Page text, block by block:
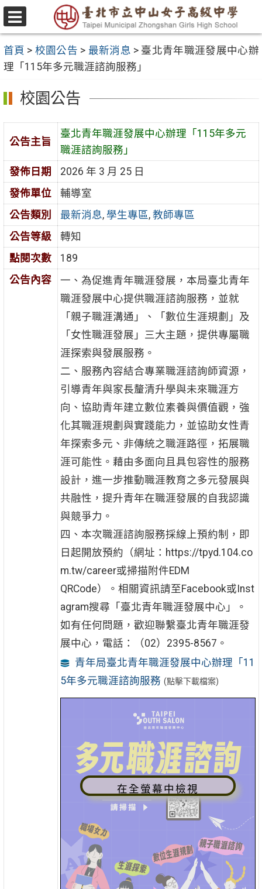
跳
至
要
內
容
區
選
單
首頁 > 校園公告 > 最新消息 > 臺北青年職涯發展中心辦
理「115年多元職涯諮詢服務」
校園公告
公告主旨
臺北青年職涯發展中心辦理「115年多元
職涯諮詢服務」
發佈日期
2026 年 3 月 25 日
發佈單位
輔導室
公告類別
最新消息, 學生專區, 教師專區
公告等級
轉知
點閱次數
189
公告內容
一、為促進青年職涯發展，本局臺北青年
職涯發展中心提供職涯諮詢服務，並就
「親子職涯溝通」、「數位生涯規劃」及
「女性職涯發展」三大主題，提供專屬職
涯探索與發展服務。
二、服務內容結合專業職涯諮詢師資源，
引導青年與家長釐清升學與未來職涯方
向、協助青年建立數位素養與價值觀，強
化其職涯規劃與實踐能力，並協助女性青
年探索多元、非傳統之職涯路徑，拓展職
涯可能性。藉由多面向且具包容性的服務
設計，進一步推動職涯教育之多元發展與
共融性，提升青年在職涯發展的自我認識
與競爭力。
四、本次職涯諮詢服務採線上預約制，即
日起開放預約（網址：https://tpyd.104.co
m.tw/career或掃描附件EDM
QRCode）。相關資訊請至Facebook或Inst
agram搜尋「臺北青年職涯發展中心」。
如有任何問題，歡迎聯繫臺北青年職涯發
展中心，電話：（02）2395-8567。
青年局臺北青年職涯發展中心辦理「11
5年多元職涯諮詢服務 (點擊下載檔案)
在全螢幕中檢視